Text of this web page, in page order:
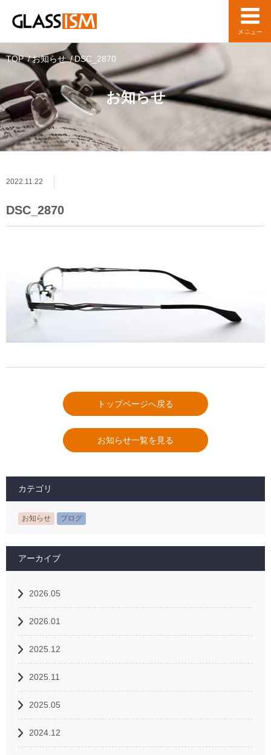
お知らせ
TOP お知らせ DSC_2870
2022.11.22
DSC_2870
トップページへ戻る
お知らせ一覧を見る
カテゴリ
お知らせ ブログ
アーカイブ
2026.05
2026.01
2025.12
2025.11
2025.05
2024.12